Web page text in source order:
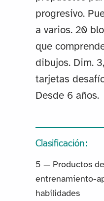
progresivo.
a varios. 20
que
dibujos. Dim.
tarjetas
Desde 6 años.
Clasificación:
5 — Productos
entrenamiento-
habilidades